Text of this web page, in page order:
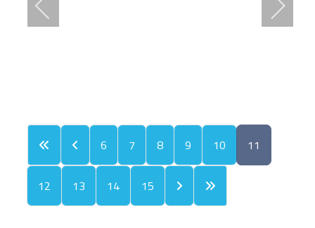
6 7 8 9 10
11
12
13 14 15